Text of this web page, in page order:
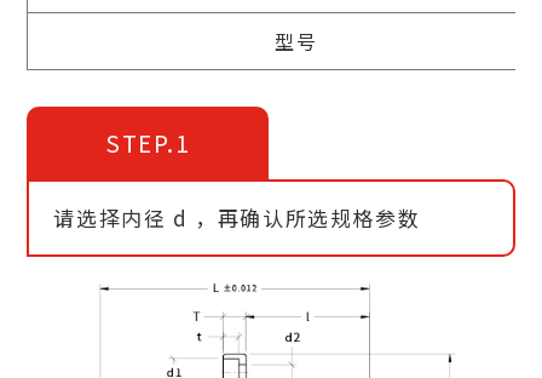
型号
STEP.1
请选择内径 d ，再确认所选规格参数